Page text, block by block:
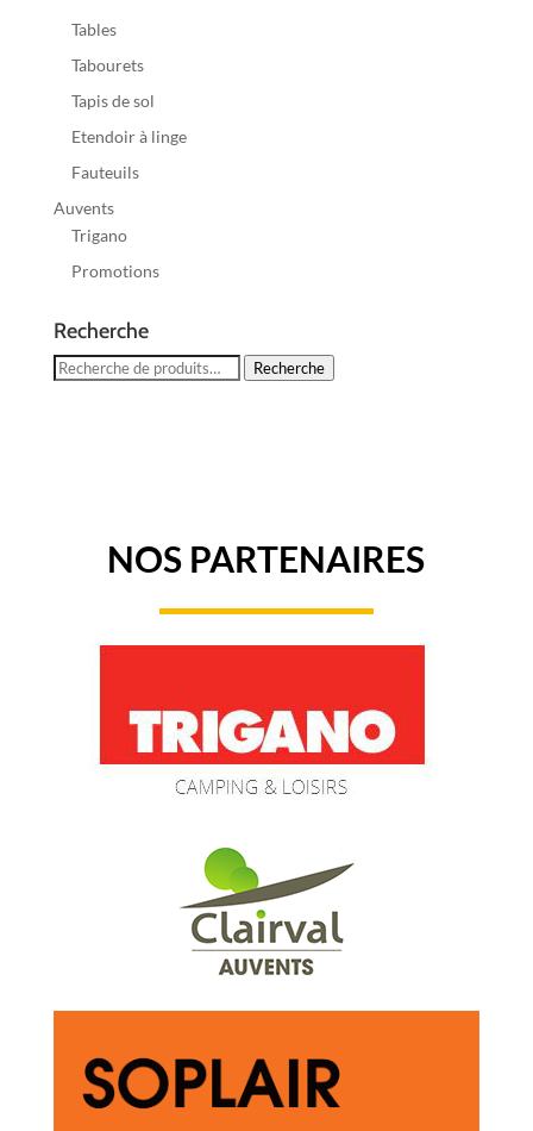
Tables
Tabourets
Tapis de sol
Etendoir à linge
Fauteuils
Auvents
Trigano
Promotions
Recherche
Recherche
Recherche
NOS PARTENAIRES